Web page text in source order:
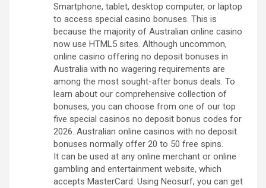
Smartphone, tablet, desktop computer, or laptop
to access special casino bonuses. This is
because the majority of Australian online casino
now use HTML5 sites. Although uncommon,
online casino offering no deposit bonuses in
Australia with no wagering requirements are
among the most sought-after bonus deals. To
learn about our comprehensive collection of
bonuses, you can choose from one of our top
five special casinos no deposit bonus codes for
2026. Australian online casinos with no deposit
bonuses normally offer 20 to 50 free spins.
It can be used at any online merchant or online
gambling and entertainment website, which
accepts MasterCard. Using Neosurf, you can get